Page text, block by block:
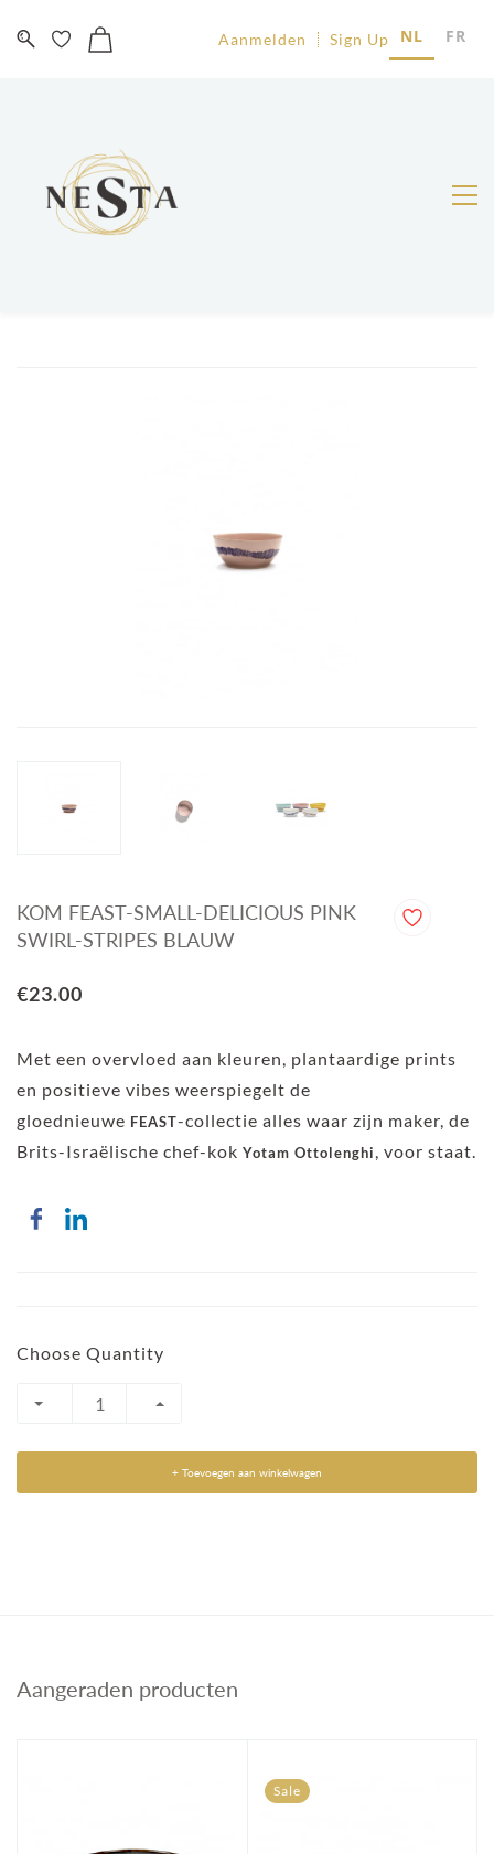
Aanmelden Sign Up NL FR
KOM FEAST-SMALL-DELICIOUS PINK
SWIRL-STRIPES BLAUW
€23.00
Met een overvloed aan kleuren, plantaardige prints
en positieve vibes weerspiegelt de
gloednieuwe FEAST-collectie alles waar zijn maker, de
Brits-Israëlische chef-kok Yotam Ottolenghi, voor staat.
Choose Quantity
+ Toevoegen aan winkelwagen
Aangeraden producten
Sale